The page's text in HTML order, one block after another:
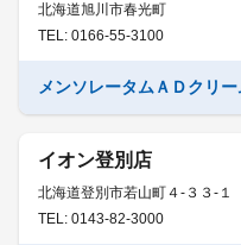
北海道旭川市春光町
TEL: 0166-55-3100
メンソレータムＡＤクリ
イオン登別店
北海道登別市若山町４-３３-１
TEL: 0143-82-3000